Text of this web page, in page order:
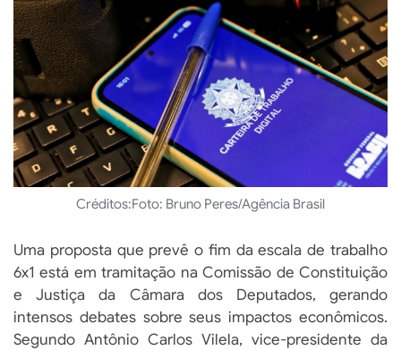
Créditos:Foto: Bruno Peres/Agência Brasil
Uma proposta que prevê o fim da escala de trabalho
6x1 está em tramitação na Comissão de Constituição
e Justiça da Câmara dos Deputados, gerando
intensos debates sobre seus impactos econômicos.
Segundo Antônio Carlos Vilela, vice-presidente da